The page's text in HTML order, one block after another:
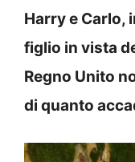
Harry e Carlo,
figlio in vista
Regno Unito
di quanto